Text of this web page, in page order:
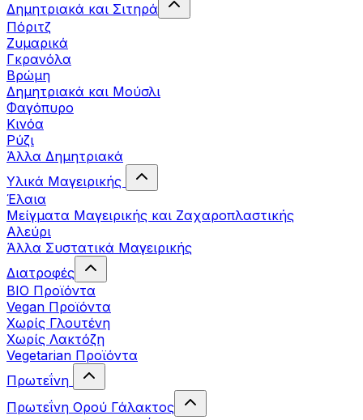
Δημητριακά και Σιτηρά
Πόριτζ
Ζυμαρικά
Γκρανόλα
Βρώμη
Δημητριακά και Μούσλι
Φαγόπυρο
Κινόα
Ρύζι
Άλλα Δημητριακά
Υλικά Μαγειρικής
Έλαια
Μείγματα Μαγειρικής και Ζαχαροπλαστικής
Αλεύρι
Άλλα Συστατικά Μαγειρικής
Διατροφές
BIO Προϊόντα
Vegan Προϊόντα
Χωρίς Γλουτένη
Χωρίς Λακτόζη
Vegetarian Προϊόντα
Πρωτεΐνη
Πρωτεΐνη Ορού Γάλακτος